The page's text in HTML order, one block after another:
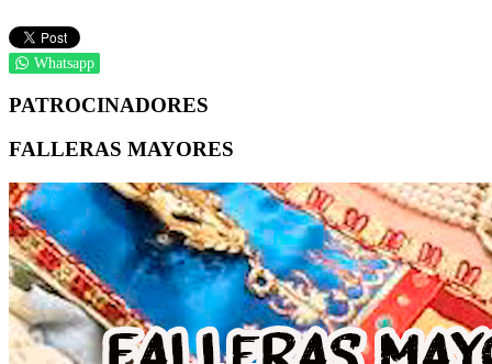
Whatsapp
PATROCINADORES
FALLERAS MAYORES